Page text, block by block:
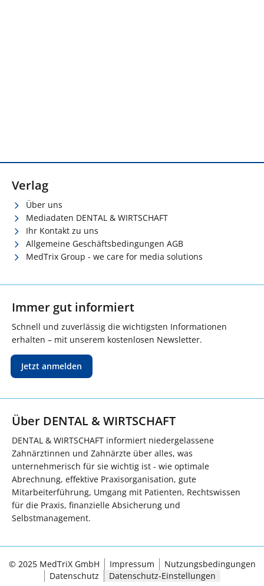
Verlag
Über uns
Mediadaten DENTAL & WIRTSCHAFT
Ihr Kontakt zu uns
Allgemeine Geschäftsbedingungen AGB
MedTrix Group - we care for media solutions
Immer gut informiert
Schnell und zuverlässig die wichtigsten Informationen
erhalten – mit unserem kostenlosen Newsletter.
Jetzt anmelden
Über DENTAL & WIRTSCHAFT
DENTAL & WIRTSCHAFT informiert niedergelassene
Zahnärztinnen und Zahnärzte über alles, was
unternehmerisch für sie wichtig ist - wie optimale
Abrechnung, effektive Praxisorganisation, gute
Mitarbeiterführung, Umgang mit Patienten, Rechtswissen
für die Praxis, finanzielle Absicherung und
Selbstmanagement.
© 2025 MedTriX GmbH Impressum
Nutzungsbedingungen
Datenschutz
Datenschutz-Einstellungen